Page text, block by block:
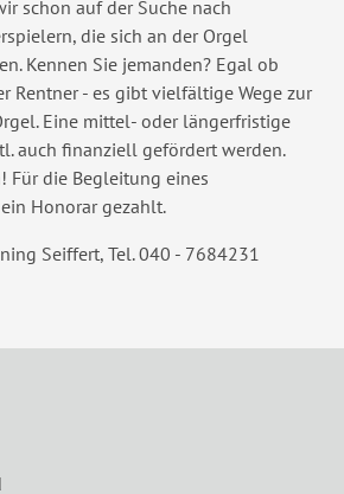
schon auf der Suche nach
die sich an der Orgel
Kennen Sie jemanden? Egal ob
Rentner - es gibt vielfältige Wege zur
Eine mittel- oder längerfristige
auch finanziell gefördert werden.
Für die Begleitung eines
Honorar gezahlt.
Seiffert, Tel. 040 - 7684231